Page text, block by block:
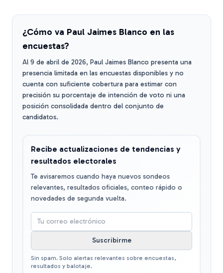
¿Cómo va Paul Jaimes Blanco en las
encuestas?
Al 9 de abril de 2026, Paul Jaimes Blanco presenta una
presencia limitada en las encuestas disponibles y no
cuenta con suficiente cobertura para estimar con
precisión su porcentaje de intención de voto ni una
posición consolidada dentro del conjunto de
candidatos.
Recibe actualizaciones de tendencias y
resultados electorales
Te avisaremos cuando haya nuevos sondeos
relevantes, resultados oficiales, conteo rápido o
novedades de segunda vuelta.
Suscribirme
Sin spam. Solo alertas relevantes sobre encuestas,
resultados y balotaje.